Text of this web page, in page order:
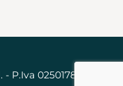
02501780031